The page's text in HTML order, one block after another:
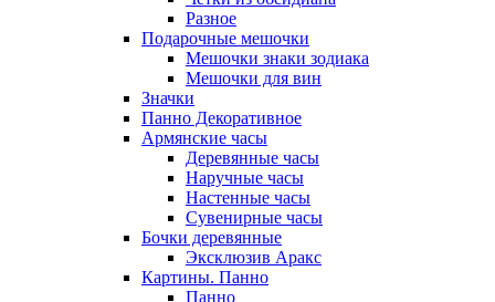
Разное
Подарочные мешочки
Мешочки знаки зодиака
Мешочки для вин
Значки
Панно Декоративное
Армянские часы
Деревянные часы
Наручные часы
Настенные часы
Сувенирные часы
Бочки деревянные
Эксклюзив Аракс
Картины. Панно
Панно